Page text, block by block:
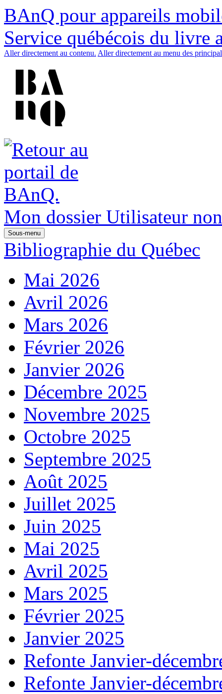
BAnQ pour appareils
Service québécois du livre
Aller directement au contenu. Aller directement au menu des
Mon dossier Utilisateur
Sous-menu
Bibliographie du Québec
Mai 2026
Avril 2026
Mars 2026
Février 2026
Janvier 2026
Décembre 2025
Novembre 2025
Octobre 2025
Septembre 2025
Août 2025
Juillet 2025
Juin 2025
Mai 2025
Avril 2025
Mars 2025
Février 2025
Janvier 2025
Refonte Janvier-
Refonte Janvier-